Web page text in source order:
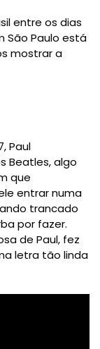
entre os dias
São Paulo está
mostrar a
Paul
Beatles, algo
que
entrar numa
trancado
por fazer.
de Paul, fez
letra tão linda